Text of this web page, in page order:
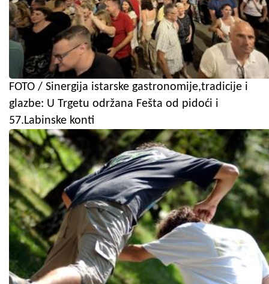
FOTO / Sinergija istarske gastronomije,tradicije i
glazbe: U Trgetu održana Fešta od pidoći i
57.Labinske konti